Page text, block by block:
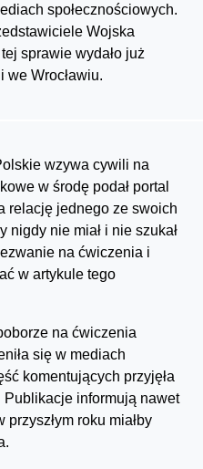
społecznościowych.
Wojska
sprawie wydało już
we Wrocławiu.
wzywa cywili na
w środę podał portal
relację jednego ze swoich
nigdy nie miał i nie szukał
na ćwiczenia i
w artykule tego
na ćwiczenia
się w mediach
komentujących przyjęła
informują nawet
roku miałby